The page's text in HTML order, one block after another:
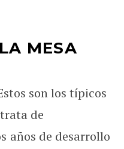
MESA
son los típicos
de
años de desarrollo